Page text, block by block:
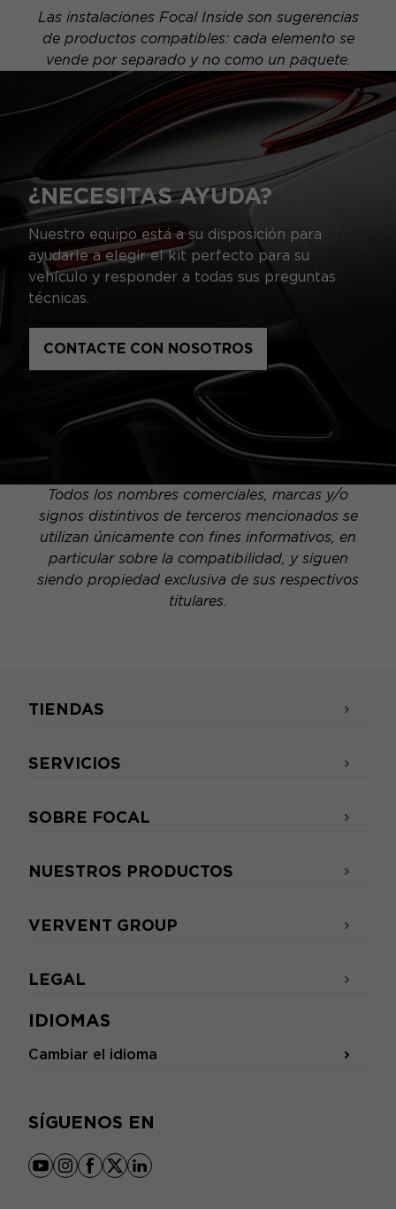
Las instalaciones Focal Inside son sugerencias
de productos compatibles: cada elemento se
vende por separado y no como un paquete.
¿NECESITAS AYUDA?
Nuestro equipo está a su disposición para
ayudarle a elegir el kit perfecto para su
vehículo y responder a todas sus preguntas
técnicas.
CONTACTE CON NOSOTROS
Todos los nombres comerciales, marcas y/o
signos distintivos de terceros mencionados se
utilizan únicamente con fines informativos, en
particular sobre la compatibilidad, y siguen
siendo propiedad exclusiva de sus respectivos
titulares.
IDIOMAS
Cambiar el idioma
SÍGUENOS EN
youtube
instagram
facebook
x linkedin
TIENDAS
SERVICIOS
SOBRE FOCAL
NUESTROS PRODUCTOS
VERVENT GROUP
LEGAL